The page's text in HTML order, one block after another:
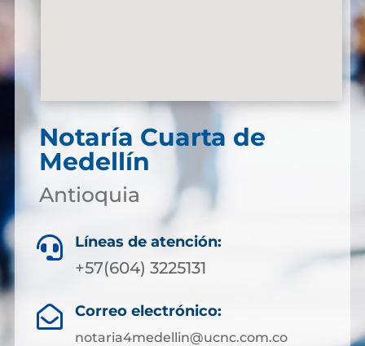
Notaría Cuarta de
Medellín
Antioquia
 Líneas de atención:
+57(604) 3225131
 Correo electrónico:
notaria4medellin@ucnc.com.co